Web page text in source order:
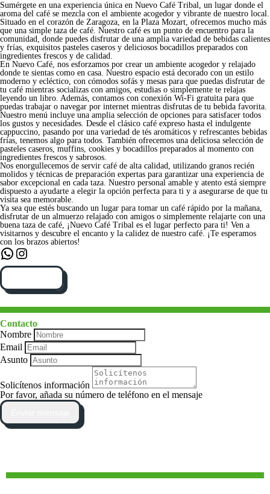
Sumérgete en una experiencia única en Nuevo Café Tribal, un lugar donde el
aroma del café se mezcla con el ambiente acogedor y vibrante de nuestro local.
Situado en el corazón de Zaragoza, en la Plaza Mozart, ofrecemos mucho más
que una simple taza de café. Nuestro café es un punto de encuentro para la
comunidad, donde puedes disfrutar de una amplia variedad de bebidas calientes
y frías, exquisitos pasteles caseros y deliciosos bocadillos preparados con
ingredientes frescos y de calidad.
En Nuevo Café, nos esforzamos por crear un ambiente acogedor y relajado
donde te sientas como en casa. Nuestro espacio está decorado con un estilo
moderno y ecléctico, con cómodos sofás y mesas para que puedas disfrutar de
tu café mientras socializas con amigos, estudias o simplemente te relajas
leyendo un libro. Además, contamos con conexión Wi-Fi gratuita para que
puedas trabajar o navegar por internet mientras disfrutas de tu bebida favorita.
Nuestro menú incluye una amplia selección de opciones para satisfacer todos
los gustos y necesidades. Desde el clásico café expreso hasta el indulgente
cappuccino, pasando por una variedad de tés aromáticos y refrescantes bebidas
frías, tenemos algo para todos. También ofrecemos una deliciosa selección de
pasteles caseros, muffins, cookies y bocadillos preparados al momento con
ingredientes frescos y sabrosos.
Nos enorgullecemos de servir café de alta calidad, utilizando granos recién
molidos y técnicas de preparación expertas para garantizar una experiencia de
sabor excepcional en cada taza. Nuestro personal amable y atento está siempre
dispuesto a ayudarte a elegir la opción perfecta para ti y a asegurarse de que tu
visita sea memorable.
Ya sea que estés buscando un lugar para tomar un café rápido por la mañana,
disfrutar de un almuerzo relajado con amigos o simplemente relajarte con una
buena taza de café, ¡Nuevo Café Tribal es el lugar perfecto para ti! Ven a
visitarnos y descubre el encanto y la calidez de nuestro café. ¡Te esperamos
con los brazos abiertos!
WhatsApp
Instagram
Contacto
Nombre
Email
Asunto
Solicítenos información
Por favor, añada su número de teléfono en el mensaje